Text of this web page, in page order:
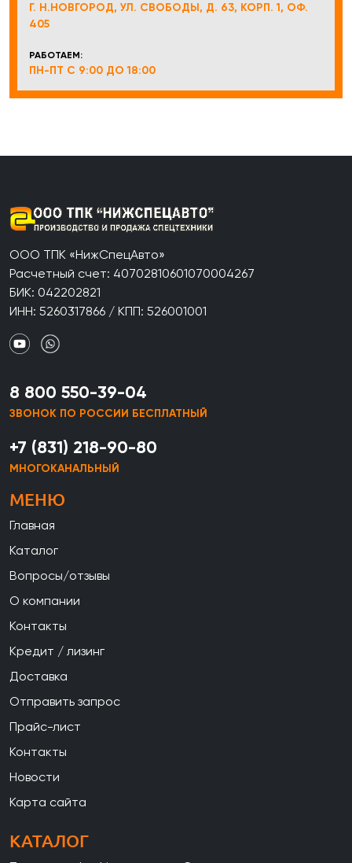
Г. Н.НОВГОРОД, УЛ. СВОБОДЫ, Д. 63, КОРП. 1, ОФ.
405
РАБОТАЕМ:
ПН-ПТ С 9:00 ДО 18:00
ООО ТПК «НижСпецАвто»
Расчетный счет: 40702810601070004267
БИК: 042202821
ИНН: 5260317866 / КПП: 526001001
8 800 550-39-04
ЗВОНОК ПО РОССИИ БЕСПЛАТНЫЙ
+7 (831) 218-90-80
МНОГОКАНАЛЬНЫЙ
МЕНЮ
Главная
Каталог
Вопросы/отзывы
О компании
Контакты
Кредит / лизинг
Доставка
Отправить запрос
Прайс-лист
Контакты
Новости
Карта сайта
КАТАЛОГ